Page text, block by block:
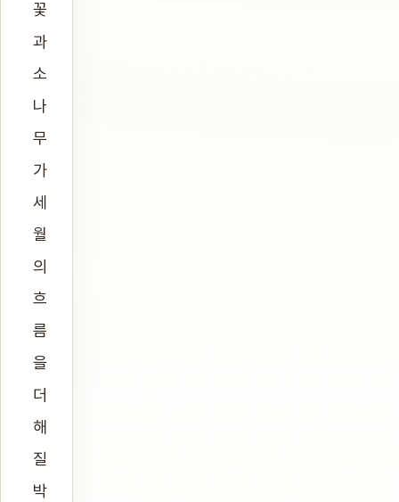
꽃
과
소
나
무
가
세
월
의
흐
름
을
더
해
질
박